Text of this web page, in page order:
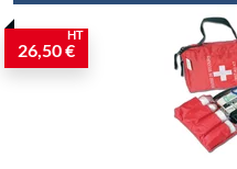
26,50 €
HT